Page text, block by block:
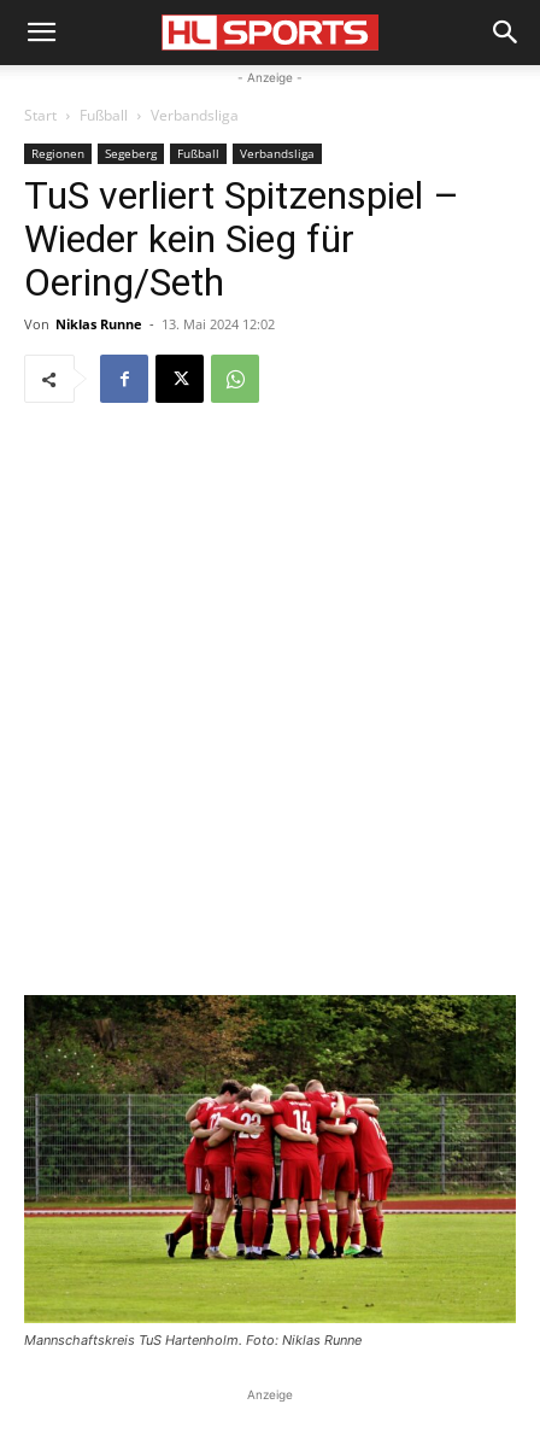
- Anzeige -
Start Fußball Verbandsliga
Regionen Segeberg Fußball Verbandsliga
TuS verliert Spitzenspiel –
Wieder kein Sieg für
Oering/Seth
Von Niklas Runne - 13. Mai 2024 12:02
Mannschaftskreis TuS Hartenholm. Foto: Niklas Runne
Anzeige